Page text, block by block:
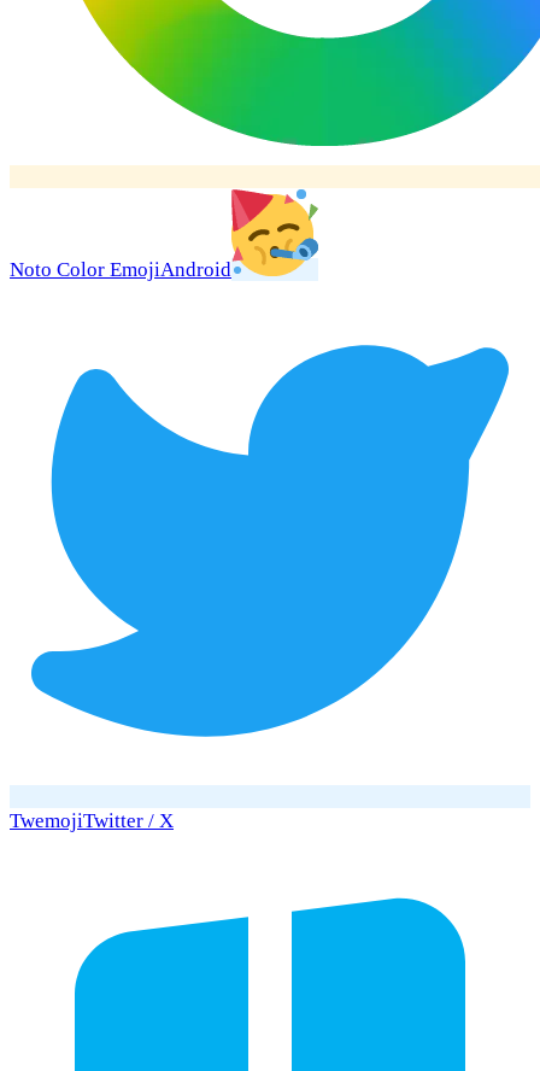
Noto Color EmojiAndroid
TwemojiTwitter / X